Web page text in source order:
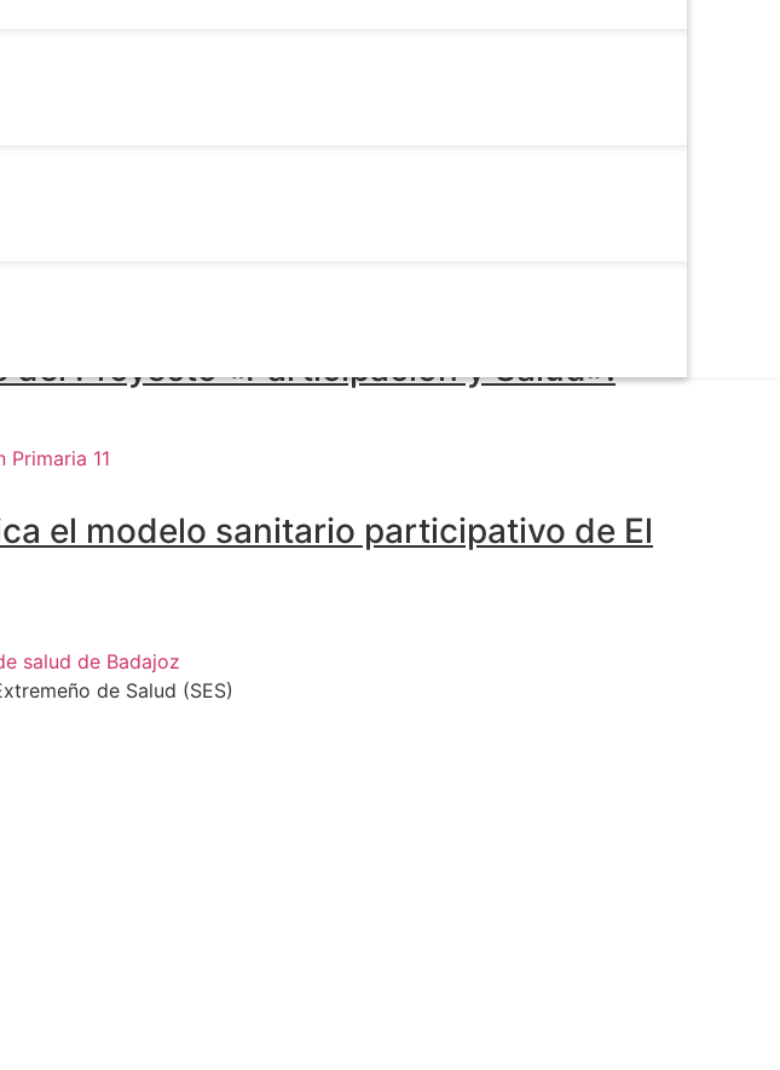
del Proyecto «Participación y Salud».
el modelo sanitario participativo de El
de Salud (SES)